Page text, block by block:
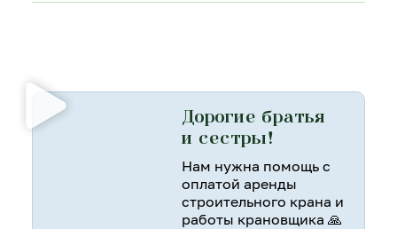
Дорогие братья
и сестры!
Нам нужна помощь с
оплатой аренды
строительного крана и
работы крановщика 🙏